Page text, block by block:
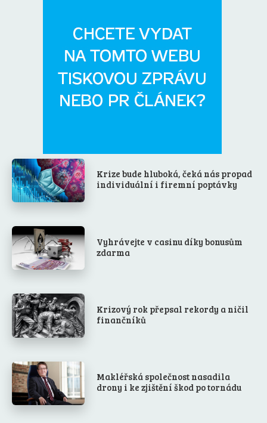
Krize bude hluboká, čeká nás propad
individuální i firemní poptávky
Vyhrávejte v casinu díky bonusům
zdarma
Krizový rok přepsal rekordy a ničil
finančníků
Makléřská společnost nasadila
drony i ke zjištění škod po tornádu